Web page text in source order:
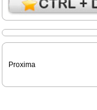
Proxima